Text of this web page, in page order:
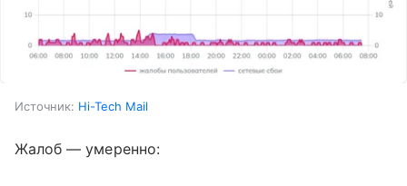
Источник: Hi-Tech Mail
Жалоб — умеренно: